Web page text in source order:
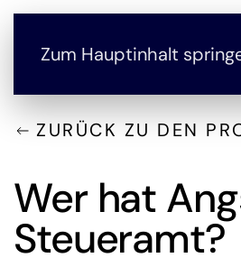
Zum Hauptinhalt
ZURÜCK ZU DEN
Wer hat
Steueramt?